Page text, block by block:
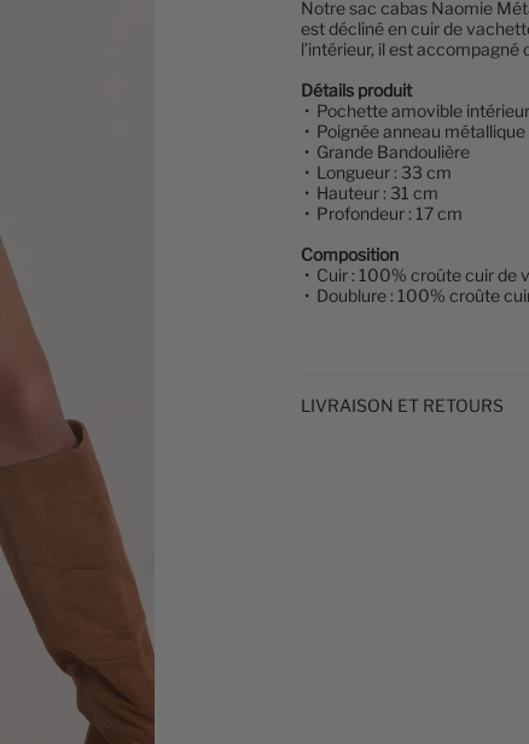
Notre sac cabas Naomie
est décliné en cuir de
l’intérieur, il est
Détails produit
• Pochette amovible
• Poignée anneau métallique
• Grande Bandoulière
• Longueur : 33 cm
• Hauteur : 31 cm
• Profondeur : 17 cm
Composition
• Cuir : 100% croûte cuir de
• Doublure : 100% croûte
LIVRAISON ET RETOURS